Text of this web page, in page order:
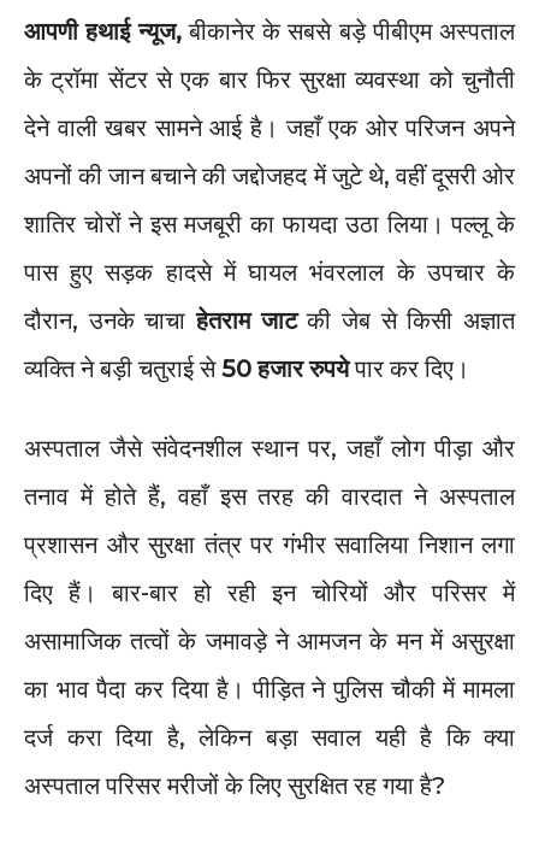
आपणी हथाई न्यूज,बीकानेर के सबसे बड़े पीबीएम अस्पताल
के ट्रॉमा सेंटर से एक बार फिर सुरक्षा व्यवस्था को चुनौती
देने वाली खबर सामने आई है। जहाँ एक ओर परिजन अपने
अपनों की जान बचाने की जद्दोजहद में जुटे थे, वहीं दूसरी ओर
शातिर चोरों ने इस मजबूरी का फायदा उठा लिया। पल्लू के
पास हुए सड़क हादसे में घायल भंवरलाल के उपचार के
दौरान, उनके चाचाहेतराम जाटकी जेब से किसी अज्ञात
व्यक्ति ने बड़ी चतुराई से50 हजार रुपयेपार कर दिए।
अस्पताल जैसे संवेदनशील स्थान पर, जहाँ लोग पीड़ा और
तनाव में होते हैं, वहाँ इस तरह की वारदात ने अस्पताल
प्रशासन और सुरक्षा तंत्र पर गंभीर सवालिया निशान लगा
दिए हैं। बार-बार हो रही इन चोरियों और परिसर में
असामाजिक तत्वों के जमावड़े ने आमजन के मन में असुरक्षा
का भाव पैदा कर दिया है। पीड़ित ने पुलिस चौकी में मामला
दर्ज करा दिया है, लेकिन बड़ा सवाल यही है कि क्या
अस्पताल परिसर मरीजों के लिए सुरक्षित रह गया है?